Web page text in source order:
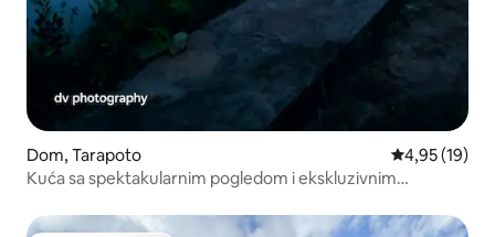
Dom, Tarapoto Prosečna
4,95 (19)
Kuća sa spektakularnim pogledom i ekskluzivnim